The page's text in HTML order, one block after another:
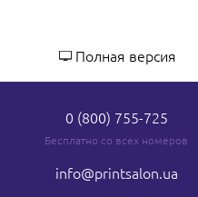
Полная версия
0 (800) 755-725
Бесплатно со всех номеров
info@printsalon.ua